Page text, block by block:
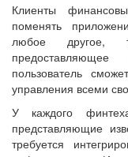
Клиенты
поменять
любое другое,
пользователь
управления всеми
У каждого
представляющие
требуется